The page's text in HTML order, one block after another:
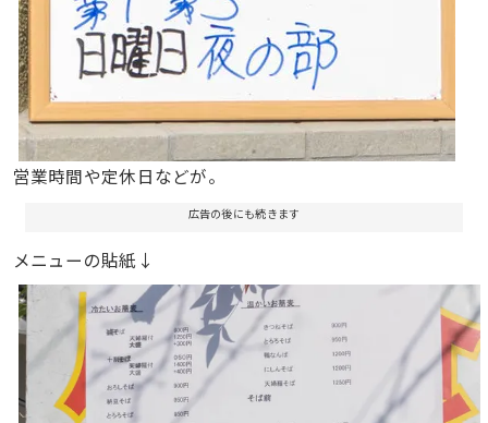
営業時間や定休日などが。
広告の後にも続きます
メニューの貼紙↓